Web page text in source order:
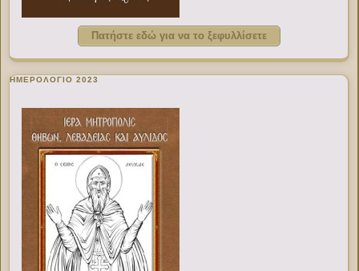
Πατήστε εδώ για να το ξεφυλλίσετε
ΗΜΕΡΟΛΟΓΙΟ 2023